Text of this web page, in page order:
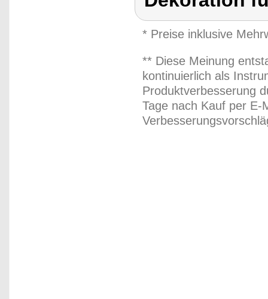
* Preise inklusive
** Diese Meinung
kontinuierlich als
Produktverbesserung
Tage nach Kauf per E-